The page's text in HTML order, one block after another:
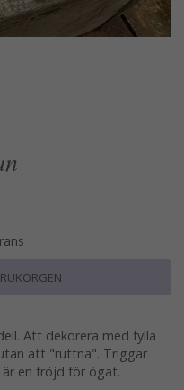
Att dekorera med fylla
att "ruttna". Triggar
en fröjd för ögat.